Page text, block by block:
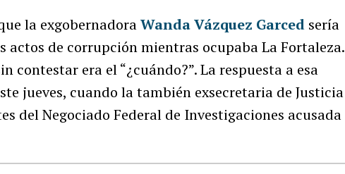
la exgobernadoraWanda Vázquez Garced sería
actos de corrupción mientras ocupaba La Fortaleza.
contestar era el “¿cuándo?”. La respuesta a esa
jueves, cuando la también exsecretaria de Justicia
del Negociado Federal de Investigaciones acusada